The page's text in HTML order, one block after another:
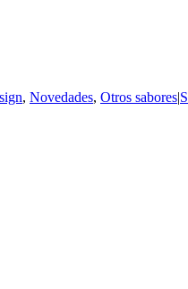
, Novedades, Otros sabores|